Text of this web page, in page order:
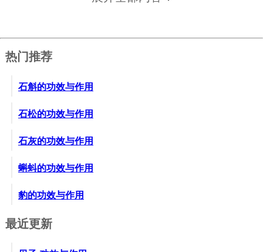
热门推荐
石斛的功效与作用
石松的功效与作用
石灰的功效与作用
蝌蚪的功效与作用
豹的功效与作用
最近更新